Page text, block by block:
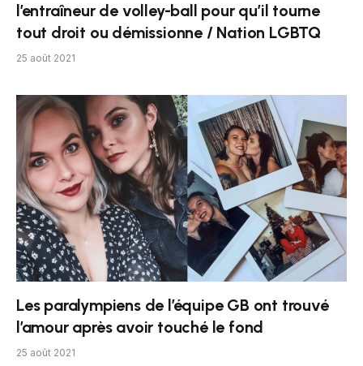
l’entraîneur de volley-ball pour qu’il tourne
tout droit ou démissionne / Nation LGBTQ
25 août 2021
Les paralympiens de l’équipe GB ont trouvé
l’amour après avoir touché le fond
25 août 2021